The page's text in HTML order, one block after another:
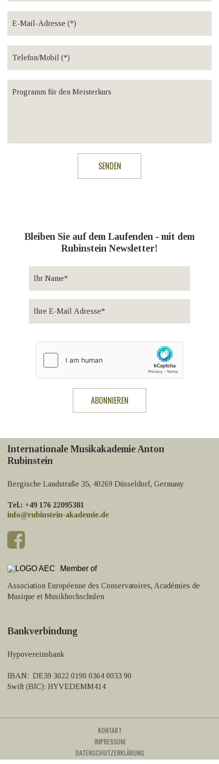
Bleiben Sie auf dem Laufenden - mit dem
Rubinstein Newsletter!
Internationale Musikakademie Anton
Rubinstein
Bergische Landstraße 35, 40269 Düsseldorf, Germany
Tel.: +49 176 22095381
info@rubinstein-akademie.de
Member of
Association Européenne des Conservatoires, Académies de
Musique et Musikhochschulen
Bankverbindung
Hypovereinsbank
IBAN: DE39 3022 0190 0364 0033 90
Swift (BIC): HYVEDEMM414
KONTAKT
IMPRESSUM
DATENSCHUTZERKLÄRUNG